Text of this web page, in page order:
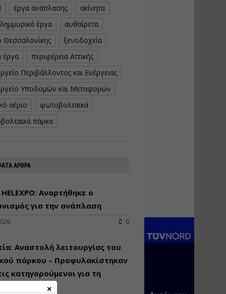
έργα ανάπλασης
ακίνητα
έργα
αυθαίρετα
Θεσσαλονίκης
ξενοδοχεία
έργα
περιφέρεια Αττικής
Περιβάλλοντος και Ενέργειας
Υποδομών και Μεταφορών
αέριο
φωτοβολταϊκά
πάρκα
ΑΡΘΡΑ
Αναρτήθηκε ο
για την ανάπλαση
0
Αναστολή λειτουργίας του
πάρκου – Προφυλακίστηκαν
κατηγορούμενοι για τη
Εισηγητής:
Τιμή από: €275.00
τουριστικών μονάδων
Νικόλαος Σαρούκος
Τιμή από: €145.00
Διάρκεια: 8 ώρες